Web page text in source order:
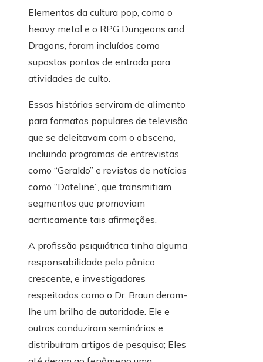
Elementos da cultura pop, como o
heavy metal e o RPG Dungeons and
Dragons, foram incluídos como
supostos pontos de entrada para
atividades de culto.
Essas histórias serviram de alimento
para formatos populares de televisão
que se deleitavam com o obsceno,
incluindo programas de entrevistas
como “Geraldo” e revistas de notícias
como “Dateline”, que transmitiam
segmentos que promoviam
acriticamente tais afirmações.
A profissão psiquiátrica tinha alguma
responsabilidade pelo pânico
crescente, e investigadores
respeitados como o Dr. Braun deram-
lhe um brilho de autoridade. Ele e
outros conduziram seminários e
distribuíram artigos de pesquisa; Eles